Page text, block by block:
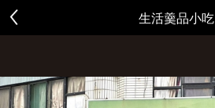
生活羹品小吃